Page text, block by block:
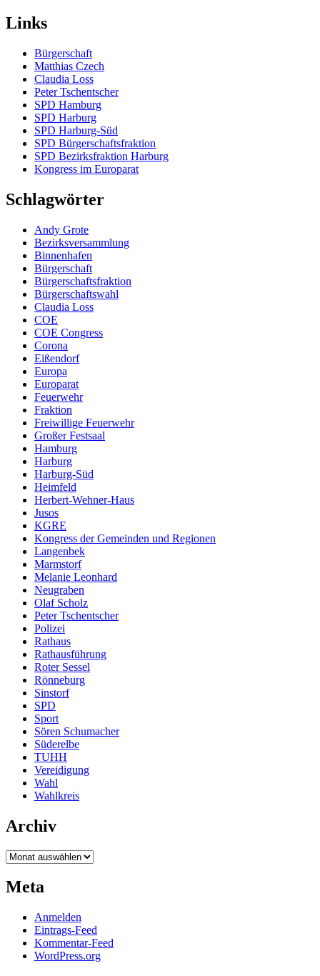
Links
Bürgerschaft
Matthias Czech
Claudia Loss
Peter Tschentscher
SPD Hamburg
SPD Harburg
SPD Harburg-Süd
SPD Bürgerschaftsfraktion
SPD Bezirksfraktion Harburg
Kongress im Europarat
Schlagwörter
Andy Grote
Bezirksversammlung
Binnenhafen
Bürgerschaft
Bürgerschaftsfraktion
Bürgerschaftswahl
Claudia Loss
COE
COE Congress
Corona
Eißendorf
Europa
Europarat
Feuerwehr
Fraktion
Freiwillige Feuerwehr
Großer Festsaal
Hamburg
Harburg
Harburg-Süd
Heimfeld
Herbert-Wehner-Haus
Jusos
KGRE
Kongress der Gemeinden und Regionen
Langenbek
Marmstorf
Melanie Leonhard
Neugraben
Olaf Scholz
Peter Tschentscher
Polizei
Rathaus
Rathausführung
Roter Sessel
Rönneburg
Sinstorf
SPD
Sport
Sören Schumacher
Süderelbe
TUHH
Vereidigung
Wahl
Wahlkreis
Archiv
Archiv
Meta
Anmelden
Eintrags-Feed
Kommentar-Feed
WordPress.org